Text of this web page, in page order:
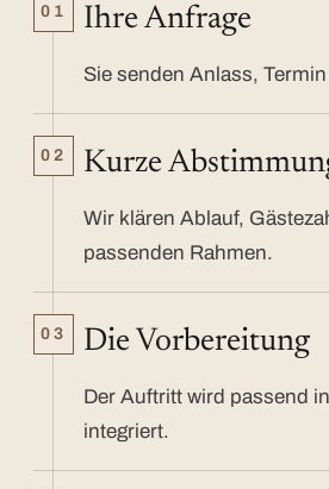
01 Ihre Anfrage
Sie senden Anlass,
02 Kurze
Wir klären Ablauf,
passenden Rahmen.
03 Die Vorbereitung
Der Auftritt wird passend
integriert.